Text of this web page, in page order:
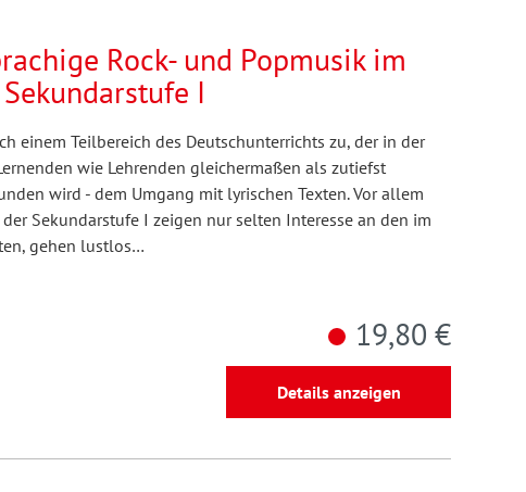
Rock- und Popmusik im
I
einem Teilbereich des Deutschunterrichts zu, der in der
wie Lehrenden gleichermaßen als zutiefst
wird - dem Umgang mit lyrischen Texten. Vor allem
Sekundarstufe I zeigen nur selten Interesse an den im
gehen lustlos…
19,80 €
Details anzeigen